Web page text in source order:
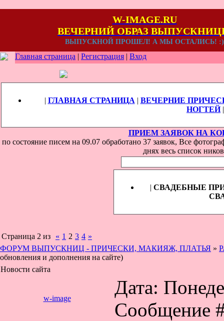
W-IMAGE.RU
ВЕЧЕРНИЙ ОБРАЗ
ВЫПУСКНОЙ ПРОШЕЛ! А МЫ ОСТАЛИСЬ! :)
Главная страница | Регистрация | Вход
| ГЛАВНАЯ СТРАНИЦА | ВЕЧЕРНИЕ
НОГТЕЙ
ПРИЕМ ЗАЯВОК НА
по состояние писем на 09.07 обработано 37 заявок, Все
днях весь список
| СВАДЕБНЫЕ
Страница 2 из « 1 2 3 4 »
ФОРУМ ВЫПУСКНИЦ - ПРИЧЕСКИ, МАКИЯЖ, ПЛАТЬЯ »
обновления и дополнения на сайте)
Новости сайта
w-image
Дата:
Сообщение